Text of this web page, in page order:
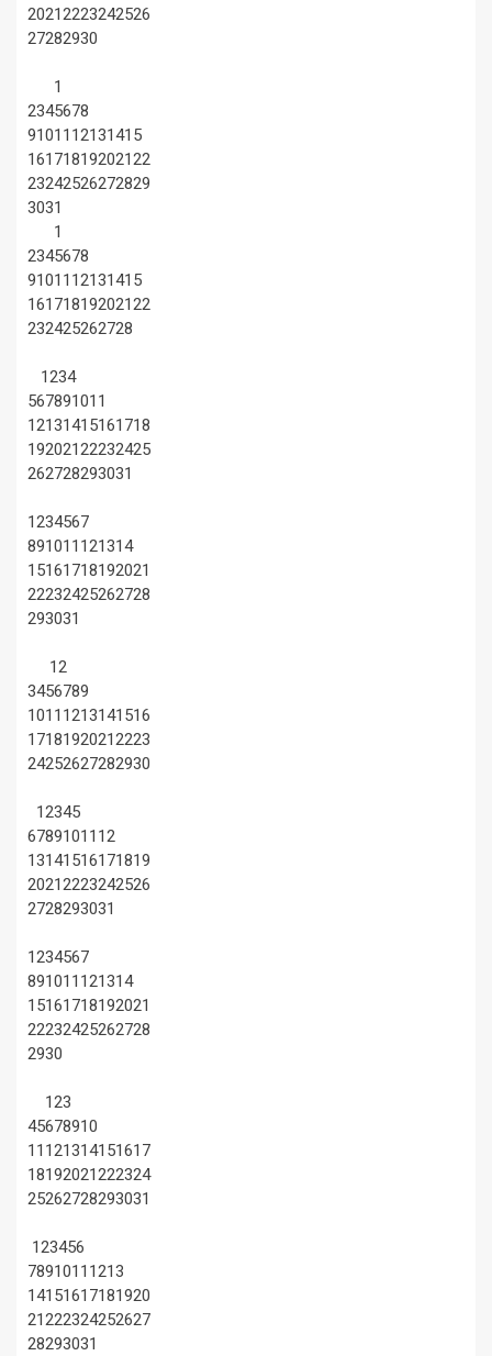
20212223242526
27282930
1
2345678
91011 12131415
16171819202122
23242526272829
3031
1
2345678
91011 12131415
16171819202122
232425262728
1234
567891011
12131415161718
19202122232425
262728293031
1234567
891011 121314
15161718192021
22232425262728
293031
12
3456789
1011 1213141516
17181920212223
24252627282930
12345
67891011 12
13141516171819
20212223242526
2728293031
1234567
891011 121314
15161718192021
22232425262728
2930
123
45678910
11 121314151617
18192021222324
25262728293031
123456
7891011 1213
14151617181920
21222324252627
28293031